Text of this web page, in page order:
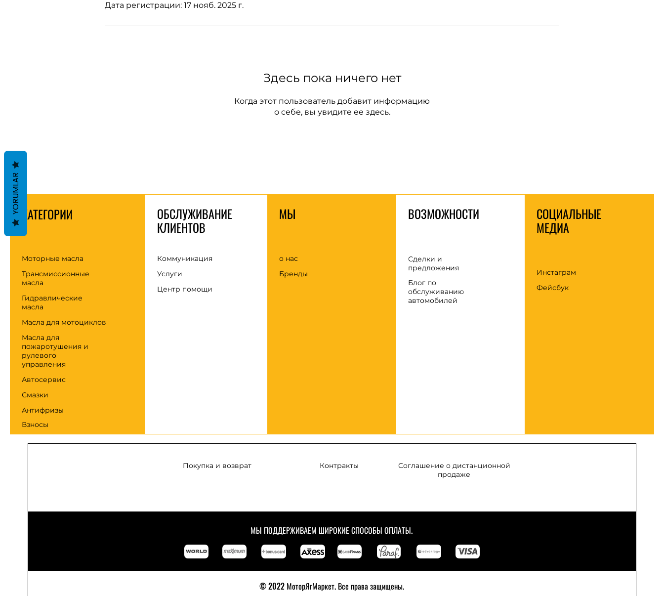
Дата регистрации: 17 нояб. 2025 г.
Здесь пока ничего нет
Когда этот пользователь добавит информацию
о себе, вы увидите ее здесь.
КАТЕГОРИИ
Моторные масла
Трансмиссионные
масла
Гидравлические
масла
Масла для мотоциклов
Масла для
пожаротушения и
рулевого
управления
Автосервис
Смазки
Антифризы
Взносы
ОБСЛУЖИВАНИЕ
КЛИЕНТОВ
Коммуникация
Услуги
Центр помощи
МЫ
о нас
Бренды
ВОЗМОЖНОСТИ
Сделки и
предложения
Блог по
обслуживанию
автомобилей
СОЦИАЛЬНЫЕ
МЕДИА
Инстаграм
Фейсбук
Покупка и возврат Контракты
Соглашение о дистанционной
продаже
МЫ ПОДДЕРЖИВАЕМ ШИРОКИЕ СПОСОБЫ ОПЛАТЫ.
© 2022 МоторЯгМаркет. Все права защищены.
YORUMLAR